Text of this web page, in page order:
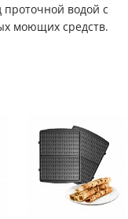
водой с
моющих средств.